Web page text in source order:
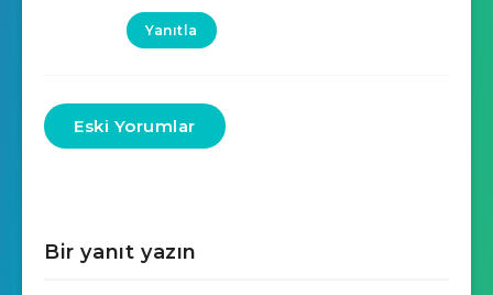
Yanıtla
Eski Yorumlar
Bir yanıt yazın